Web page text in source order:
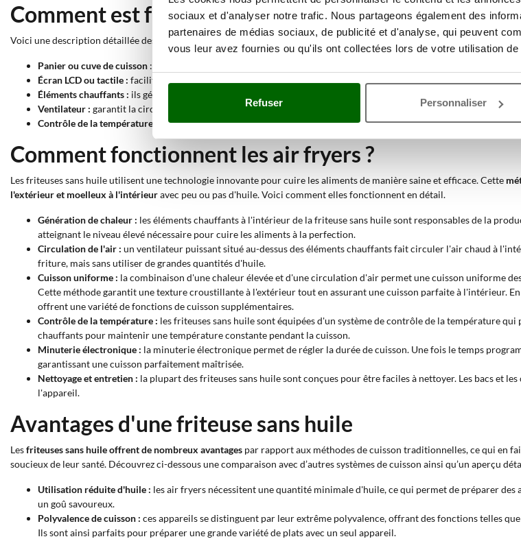
sociaux et d'analyser notre trafic. Nous partageons également des
partenaires de médias sociaux, de publicité et d'analyse, qui peuvent
vous leur avez fournies ou qu'ils ont collectées lors de votre utilisation
Refuser Personnaliser
Comment est faite une friteuse sans huile ?
Voici une description détaillée des principaux composants d'une friteuse à air chaud.
Panier ou cuve de cuisson : le récipient dans lequel l'air chaud circule pour cuire les aliments. Certains modèles
Écran LCD ou tactile : facilite la lecture des informations fournies par l’appareil, comme le temps restant et la
Éléments chauffants : ils génèrent l'air chaud nécessaire à la cuisson des aliments. Ils doivent être puissants et
Ventilateur : garantit la circulation de l'air chaud à l'intérieur de la cuve. Grâce au ventilateur, l'air est réparti
Contrôle de la température :
permet de régler et de maintenir la température souhaitée pour différentes
Comment fonctionnent les air fryers ?
Les friteuses sans huile utilisent une technologie innovante pour cuire les aliments de manière saine et efficace. Cette
l'extérieur et moelleux à l'intérieuravec peu ou pas d'huile. Voici comment elles fonctionnent en détail.
Génération de chaleur : les éléments chauffants à l'intérieur de la friteuse sans huile sont responsables de la
atteignant le niveau élevé nécessaire pour cuire les aliments à la perfection.
Circulation de l'air : un ventilateur puissant situé au-dessus des éléments chauffants fait circuler l'air chaud à
friture, mais sans utiliser de grandes quantités d'huile.
Cuisson uniforme : la combinaison d'une chaleur élevée et d'une circulation d'air permet une cuisson uniforme
Cette méthode garantit une texture croustillante à l'extérieur tout en assurant une cuisson parfaite à l'intérieur.
offrent une variété de fonctions de cuisson supplémentaires.
Contrôle de la température : les friteuses sans huile sont équipées d'un système de contrôle de la température
chauffants pour maintenir une température constante pendant la cuisson.
Minuterie électronique : la minuterie électronique permet de régler la durée de cuisson. Une fois le temps
garantissant une cuisson parfaitement maîtrisée.
Nettoyage et entretien : la plupart des friteuses sans huile sont conçues pour être faciles à nettoyer. Les bacs et
l'appareil.
Avantages d'une friteuse sans huile
Lesfriteuses sans huile offrent de nombreux avantages par rapport aux méthodes de cuisson traditionnelles, ce qui en
soucieux de leur santé. Découvrez ci-dessous une comparaison avec d’autres systèmes de cuisson ainsi qu’un aperçu
Utilisation réduite d'huile : les air fryers nécessitent une quantité minimale d'huile, ce qui permet de préparer
un goû savoureux.
Polyvalence de cuisson : ces appareils se distinguent par leur extrême polyvalence, offrant des fonctions telles
Ils sont ainsi parfaits pour préparer une grande variété de plats avec un seul appareil.